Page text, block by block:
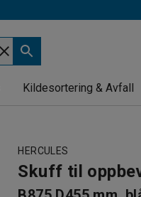
Kildesortering & Avfall
HERCULES
Skuff til